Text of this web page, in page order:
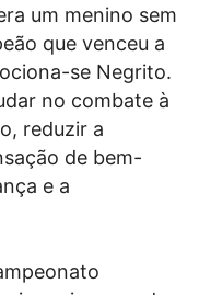
um menino sem
que venceu a
se Negrito.
no combate à
reduzir a
de bem-
e a